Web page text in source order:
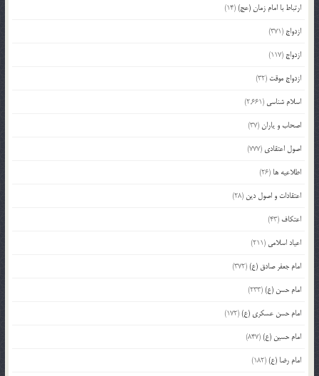
ارتباط با امام زمان (عج)(14)
ازدواج (371)
ازدواج (117)
ازدواج موقت (32)
اسلام شناسی (2,661)
اصحاب و یاران(37)
اصول اعتقادی (777)
اطلاعیه ها (26)
اعتقادات و اصول دین (28)
اعتکاف (43)
اعیاد اسلامی (211)
امام جعفر صادق (ع)(372)
امام حسن (ع)(233)
امام حسن عسکری (ع)(172)
امام حسین (ع)(847)
امام رضا (ع)(182)